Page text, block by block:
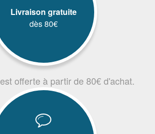
Livraison gratuite
dès 80€
offerte à partir de 80€ d'achat.